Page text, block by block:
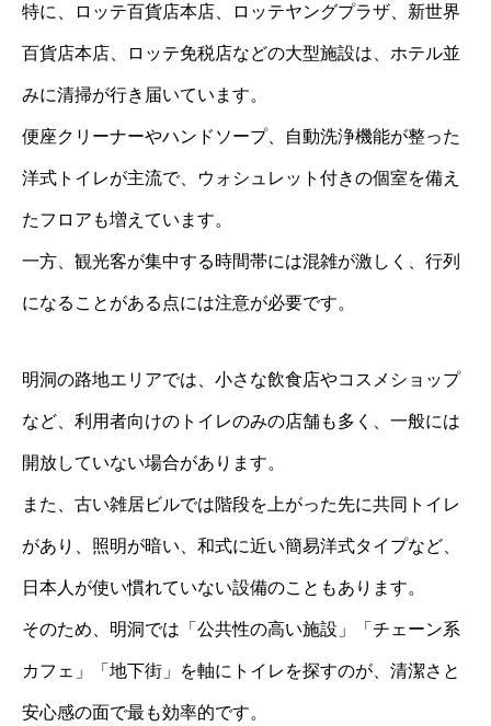
特に、ロッテ百貨店本店、ロッテヤングプラザ、新世界
百貨店本店、ロッテ免税店などの大型施設は、ホテル並
みに清掃が行き届いています。
便座クリーナーやハンドソープ、自動洗浄機能が整った
洋式トイレが主流で、ウォシュレット付きの個室を備え
たフロアも増えています。
一方、観光客が集中する時間帯には混雑が激しく、行列
になることがある点には注意が必要です。
明洞の路地エリアでは、小さな飲食店やコスメショップ
など、利用者向けのトイレのみの店舗も多く、一般には
開放していない場合があります。
また、古い雑居ビルでは階段を上がった先に共同トイレ
があり、照明が暗い、和式に近い簡易洋式タイプなど、
日本人が使い慣れていない設備のこともあります。
そのため、明洞では「公共性の高い施設」「チェーン系
カフェ」「地下街」を軸にトイレを探すのが、清潔さと
安心感の面で最も効率的です。